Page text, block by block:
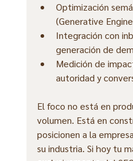
Optimización
(Generative
Integración con
generación de
Medición de
autoridad y
El foco no está en
volumen. Está en
posicionen a la
su industria. Si hoy tu